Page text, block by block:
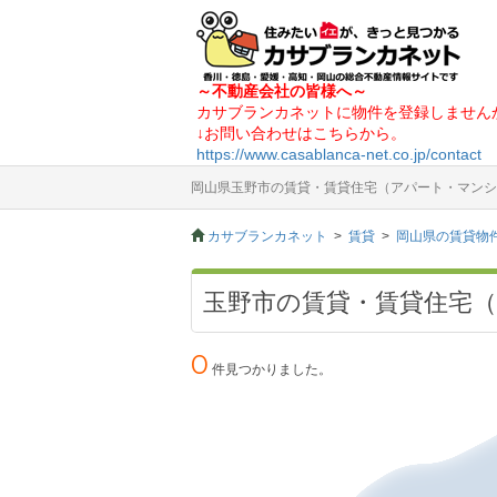
～不動産会社の皆様へ～
カサブランカネットに物件を登録しません
↓お問い合わせはこちらから。
https://www.casablanca-net.co.jp/contact
岡山県玉野市の賃貸・賃貸住宅（アパート・マン
カサブランカネット 賃貸 岡山県の賃貸物
玉野市の賃貸・賃貸住宅
0 件見つかりました。